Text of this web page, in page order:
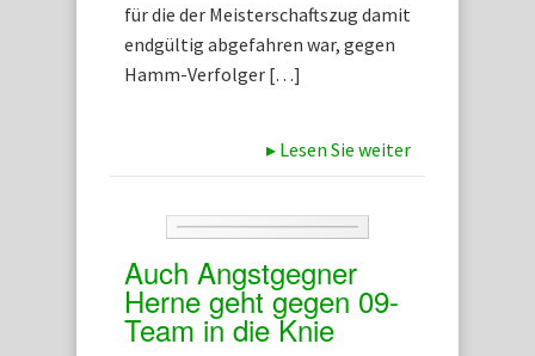
für die der Meisterschaftszug damit
endgültig abgefahren war, gegen
Hamm-Verfolger […]
▸ Lesen Sie weiter
Auch Angstgegner
Herne geht gegen 09-
Team in die Knie